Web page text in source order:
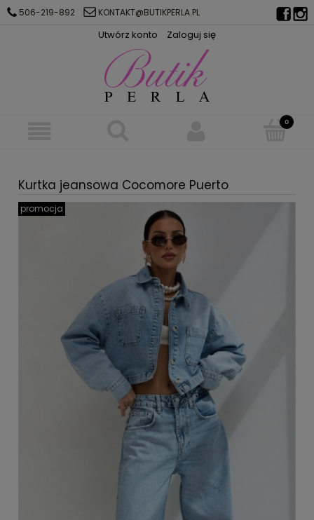
506-219-892 KONTAKT@BUTIKPERLA.PL
Utwórz konto Zaloguj się
Kurtka jeansowa Cocomore Puerto
promocja